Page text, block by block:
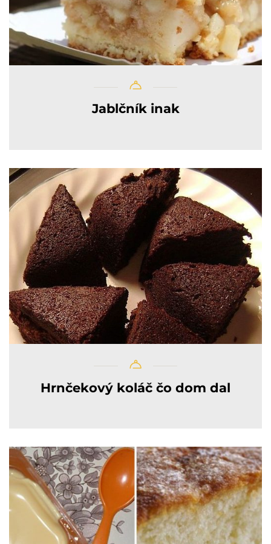
Jablčník inak
Hrnčekový koláč čo dom dal